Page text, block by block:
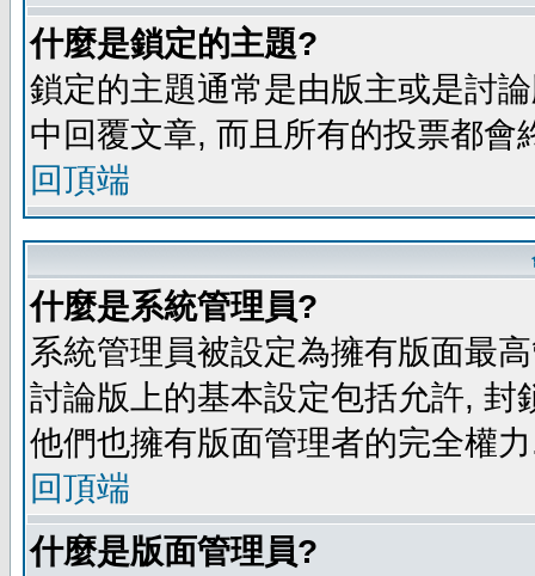
什麼是鎖定的主題?
鎖定的主題通常是由版主或是討
中回覆文章, 而且所有的投票都
回頂端
什麼是系統管理員?
系統管理員被設定為擁有版面最
討論版上的基本設定包括允許,
他們也擁有版面管理者的完全權
回頂端
什麼是版面管理員?